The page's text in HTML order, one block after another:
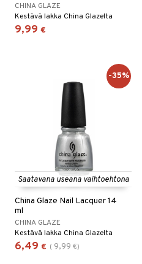
CHINA GLAZE
Kestävä lakka China Glazelta
9,99 €
Saatavana useana vaihtoehtona
China Glaze Nail Lacquer 14
ml
CHINA GLAZE
Kestävä lakka China Glazelta
6,49 € ( 9,99 €)
-35%